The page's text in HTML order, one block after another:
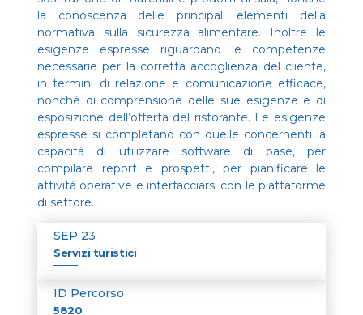
la conoscenza delle principali elementi della
normativa sulla sicurezza alimentare. Inoltre le
esigenze espresse riguardano le competenze
necessarie per la corretta accoglienza del cliente,
in termini di relazione e comunicazione efficace,
nonché di comprensione delle sue esigenze e di
esposizione dell’offerta del ristorante. Le esigenze
espresse si completano con quelle concernenti la
capacità di utilizzare software di base, per
compilare report e prospetti, per pianificare le
attività operative e interfacciarsi con le piattaforme
di settore.
SEP 23
Servizi turistici
ID Percorso
5820